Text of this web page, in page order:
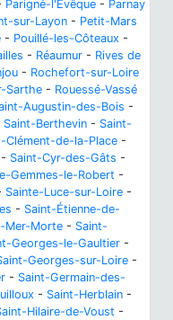
Parigné-l'Évêque - Parnay
sur-Layon - Petit-Mars
- Pouillé-les-Côteaux -
- Réaumur - Rives de
- Rochefort-sur-Loire
Sarthe - Rouessé-Vassé
Augustin-des-Bois -
Saint-Berthevin - Saint-
Clément-de-la-Place -
- Saint-Cyr-des-Gâts -
Gemmes-le-Robert -
Sainte-Luce-sur-Loire -
- Saint-Étienne-de-
Mer-Morte - Saint-
Georges-le-Gaultier -
Georges-sur-Loire -
- Saint-Germain-des-
- Saint-Herblain -
Hilaire-de-Voust -